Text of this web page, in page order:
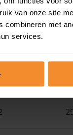
van onze site
met
services.